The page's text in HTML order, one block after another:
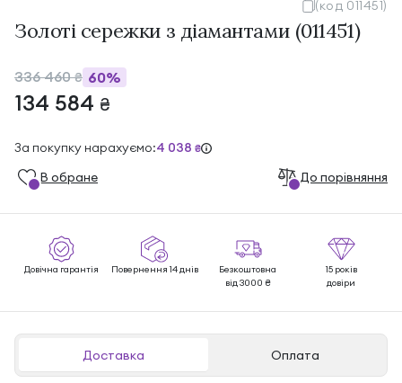
(код 011451)
Золоті сережки з діамантами (011451)
336 460₴ 60%
134 584 ₴
За покупку нарахуємо:4 038 ₴
В обране До порівняння
Довічна гарантія Повернення 14 днів
Безкоштовна
від 3000 ₴
15 років
довіри
Доставка Оплата